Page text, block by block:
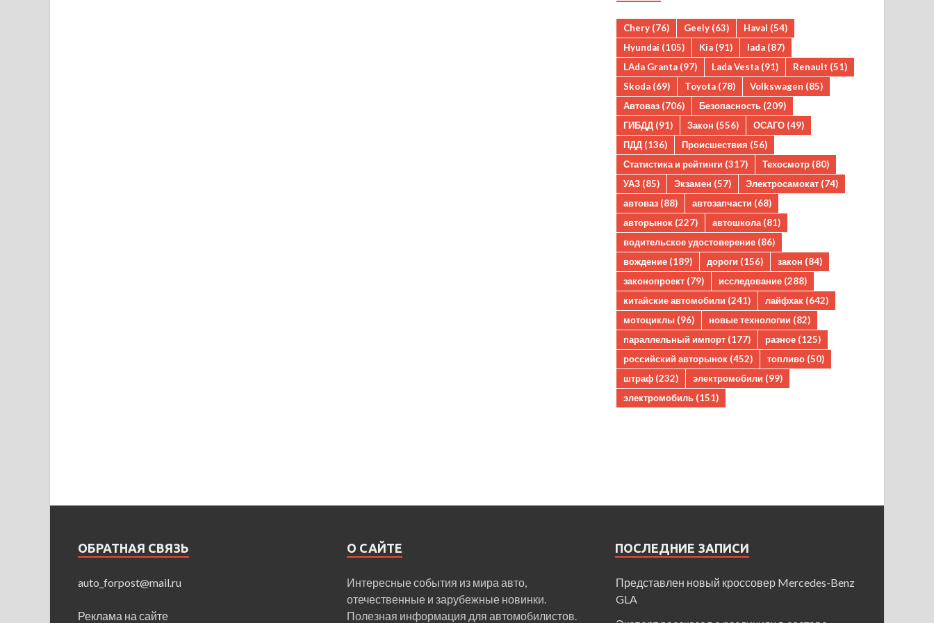
Chery (76) Geely (63) Haval (54)
Hyundai (105) Kia (91) lada (87)
LAda Granta (97) Lada Vesta (91) Renault (51)
Skoda (69) Toyota (78) Volkswagen (85)
Автоваз (706) Безопасность (209)
ГИБДД (91) Закон (556) ОСАГО (49)
ПДД (136) Происшествия (56)
Статистика и рейтинги (317) Техосмотр (80)
УАЗ (85) Экзамен (57) Электросамокат (74)
автоваз (88) автозапчасти (68)
авторынок (227) автошкола (81)
водительское удостоверение (86)
вождение (189) дороги (156) закон (84)
законопроект (79) исследование (288)
китайские автомобили (241) лайфхак (642)
мотоциклы (96) новые технологии (82)
параллельный импорт (177) разное (125)
российский авторынок (452) топливо (50)
штраф (232) электромобили (99)
электромобиль (151)
ОБРАТНАЯ СВЯЗЬ
auto_forpost@mail.ru
Реклама на сайте
О САЙТЕ
Интересные события из мира авто,
отечественные и зарубежные новинки.
Полезная информация для автомобилистов.
ПОСЛЕДНИЕ ЗАПИСИ
Представлен новый кроссовер Mercedes-Benz
GLA